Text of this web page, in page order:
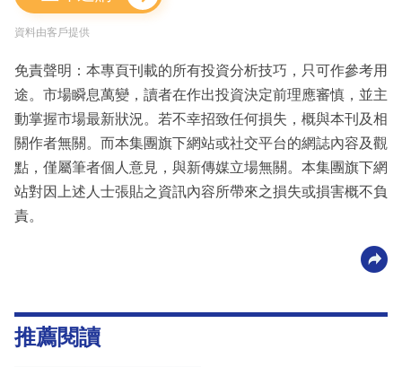
資料由客戶提供
免責聲明：本專頁刊載的所有投資分析技巧，只可作參考用
途。市場瞬息萬變，讀者在作出投資決定前理應審慎，並主
動掌握市場最新狀況。若不幸招致任何損失，概與本刊及相
關作者無關。而本集團旗下網站或社交平台的網誌內容及觀
點，僅屬筆者個人意見，與新傳媒立場無關。本集團旗下網
站對因上述人士張貼之資訊內容所帶來之損失或損害概不負
責。
推薦閱讀